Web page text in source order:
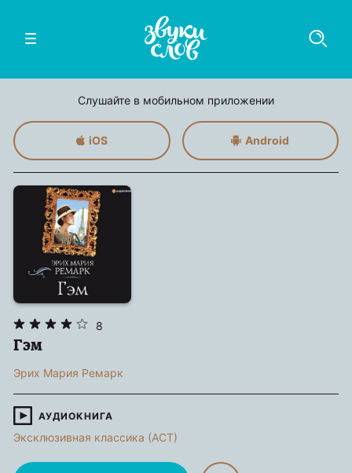
Слушайте в мобильном приложении
iOS Android
8
Гэм
Эрих Мария Ремарк
АУДИОКНИГА
Эксклюзивная классика (АСТ)